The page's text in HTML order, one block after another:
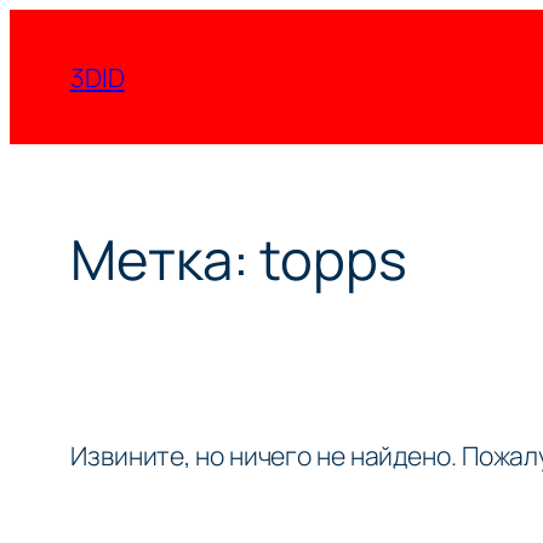
содержимому
3DID
Метка:topps
Извините, но ничего не найдено.